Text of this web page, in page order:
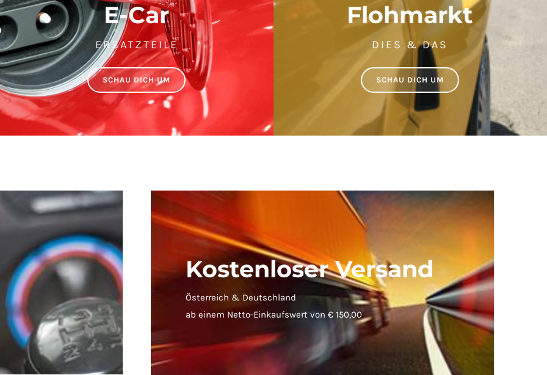
E-Car
ERSATZTEILE
SCHAU DICH UM
Flohmarkt
DIES & DAS
SCHAU DICH UM
Kostenloser Versand
Österreich & Deutschland
ab einem Netto-Einkaufswert von € 150,00